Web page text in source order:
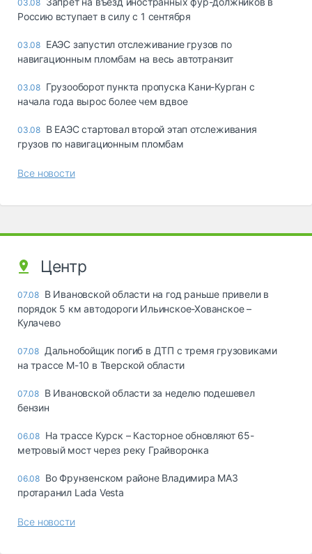
03.08
Россию вступает в силу с 1 сентября
03.08 ЕАЭС запустил отслеживание грузов по
навигационным пломбам на весь автотранзит
03.08 Грузооборот пункта пропуска Кани-Курган с
начала года вырос более чем вдвое
03.08 В ЕАЭС стартовал второй этап отслеживания
грузов по навигационным пломбам
Все новости
Центр
07.08 В Ивановской области на год раньше привели в
порядок 5 км автодороги Ильинское-Хованское –
Кулачево
07.08 Дальнобойщик погиб в ДТП с тремя грузовиками
на трассе М-10 в Тверской области
07.08 В Ивановской области за неделю подешевел
бензин
06.08 На трассе Курск – Касторное обновляют 65-
метровый мост через реку Грайворонка
06.08 Во Фрунзенском районе Владимира МАЗ
протаранил Lada Vesta
Все новости